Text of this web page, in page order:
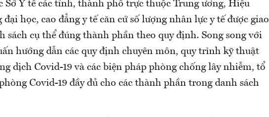
Sở Y tế các tỉnh, thành phố trực thuộc Trung ương, Hiệu
học, cao đẳng y tế căn cứ số lượng nhân lực y tế được giao
sách cụ thể đúng thành phần theo quy định. Song song với
hướng dẫn các quy định chuyên môn, quy trình kỹ thuật
dịch Covid-19 và các biện pháp phòng chống lây nhiễm, tổ
Covid-19 đầy đủ cho các thành phần trong danh sách